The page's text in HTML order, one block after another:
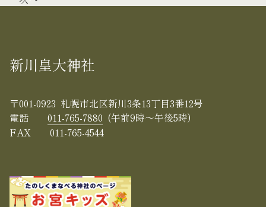
新川皇大神社
〒001-0923 札幌市北区新川3条13丁目3番12号
電話
011-765-7880 (午前9時〜午後5時)
FAX
011-765-4544